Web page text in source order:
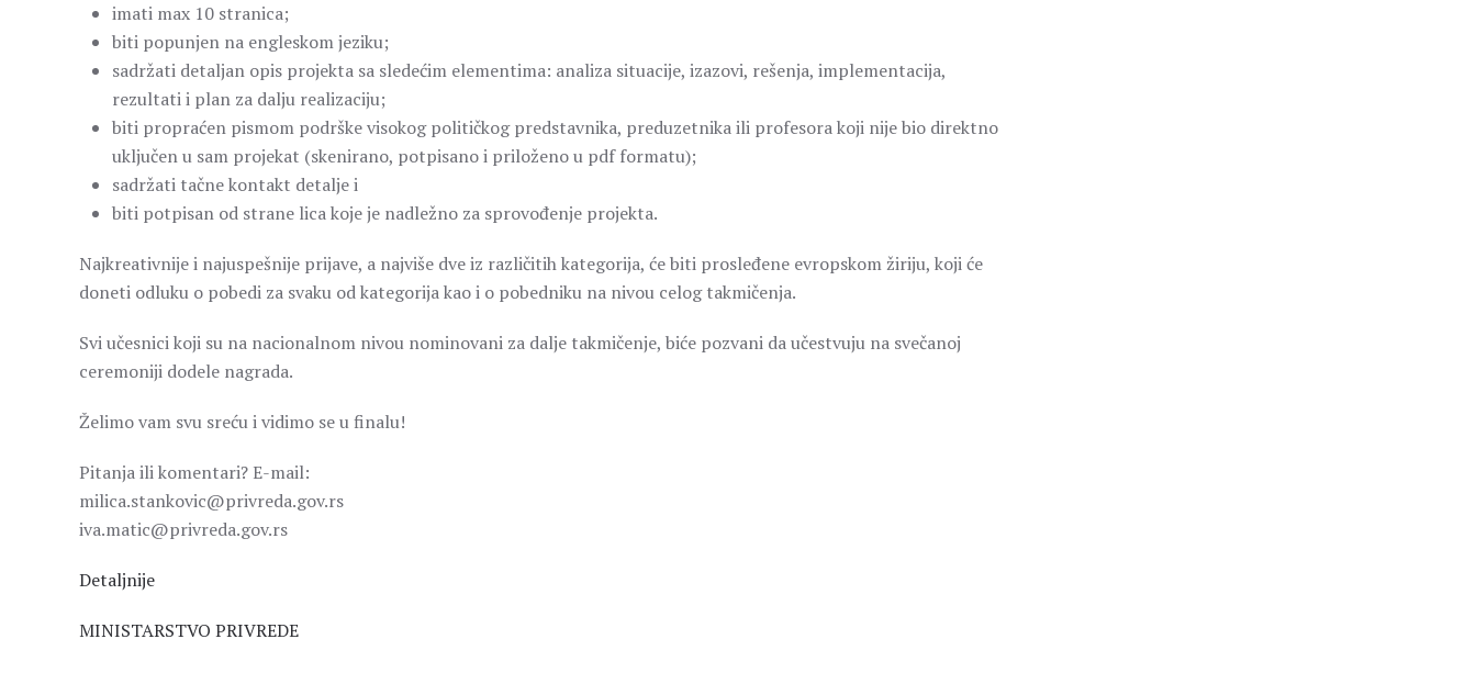
imati max 10 stranica;
biti popunjen na engleskom jeziku;
sadržati detaljan opis projekta sa sledećim elementima: analiza situacije, izazovi, rešenja, implementacija,
rezultati i plan za dalju realizaciju;
biti propraćen pismom podrške visokog političkog predstavnika, preduzetnika ili profesora koji nije bio direktno
uključen u sam projekat (skenirano, potpisano i priloženo u pdf formatu);
sadržati tačne kontakt detalje i
biti potpisan od strane lica koje je nadležno za sprovođenje projekta.
Najkreativnije i najuspešnije prijave, a najviše dve iz različitih kategorija, će biti prosleđene evropskom žiriju, koji će
doneti odluku o pobedi za svaku od kategorija kao i o pobedniku na nivou celog takmičenja.
Svi učesnici koji su na nacionalnom nivou nominovani za dalje takmičenje, biće pozvani da učestvuju na svečanoj
ceremoniji dodele nagrada.
Želimo vam svu sreću i vidimo se u finalu!
Pitanja ili komentari? E-mail:
milica.stankovic@privreda.gov.rs
iva.matic@privreda.gov.rs
Detaljnije
MINISTARSTVO PRIVREDE